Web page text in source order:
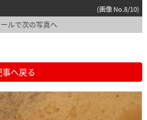
(画像 No.8/10)
ルで次の写真へ
事へ戻る